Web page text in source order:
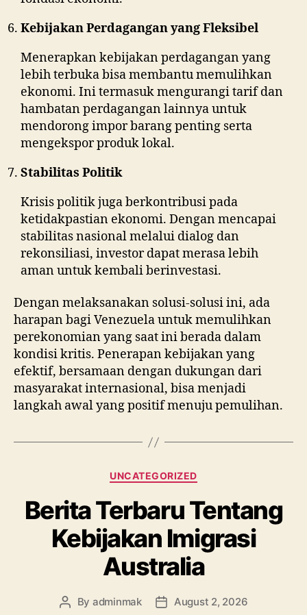
Kebijakan Perdagangan yang Fleksibel
Menerapkan kebijakan perdagangan yang
lebih terbuka bisa membantu memulihkan
ekonomi. Ini termasuk mengurangi tarif dan
hambatan perdagangan lainnya untuk
mendorong impor barang penting serta
mengekspor produk lokal.
Stabilitas Politik
Krisis politik juga berkontribusi pada
ketidakpastian ekonomi. Dengan mencapai
stabilitas nasional melalui dialog dan
rekonsiliasi, investor dapat merasa lebih
aman untuk kembali berinvestasi.
Dengan melaksanakan solusi-solusi ini, ada
harapan bagi Venezuela untuk memulihkan
perekonomian yang saat ini berada dalam
kondisi kritis. Penerapan kebijakan yang
efektif, bersamaan dengan dukungan dari
masyarakat internasional, bisa menjadi
langkah awal yang positif menuju pemulihan.
Categories
UNCATEGORIZED
Berita Terbaru Tentang
Kebijakan Imigrasi
Australia
Post
By adminmak
PostAugust 2, 2026